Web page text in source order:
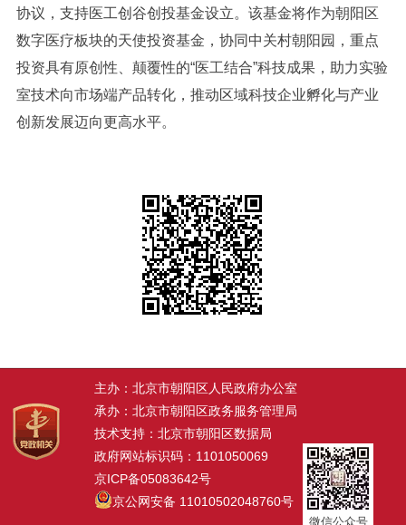
协议，支持医工创谷创投基金设立。该基金将作为朝阳区
数字医疗板块的天使投资基金，协同中关村朝阳园，重点
投资具有原创性、颠覆性的“医工结合”科技成果，助力实验
室技术向市场端产品转化，推动区域科技企业孵化与产业
创新发展迈向更高水平。
主办：北京市朝阳区人民政府办公室
承办：北京市朝阳区政务服务管理局
技术支持：北京市朝阳区数据局
政府网站标识码：1101050069
京ICP备05083642号
京公网安备 11010502048760号
微信公众号